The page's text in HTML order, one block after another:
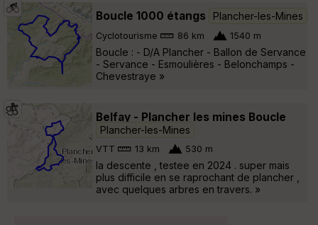
Boucle 1000 étangs Plancher-les-Mines
Cyclotourisme 86 km 1540 m
Boucle : - D/A Plancher - Ballon de Servance
- Servance - Esmoulières - Belonchamps -
Chevestraye »
Belfay - Plancher les mines Boucle
Plancher-les-Mines
VTT 13 km 530 m
la descente , testee en 2024 . super mais
plus difficile en se raprochant de plancher ,
avec quelques arbres en travers. »